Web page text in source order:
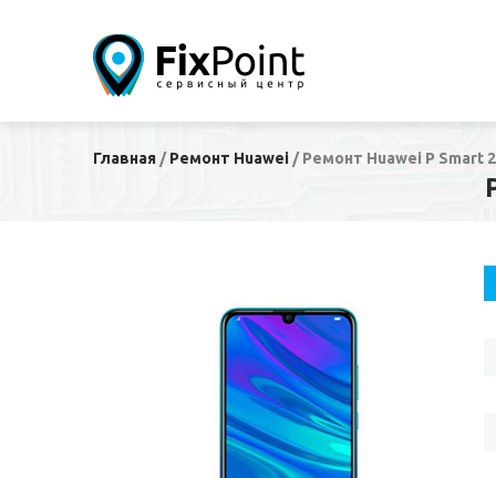
Главная /Ремонт Huawei /Ремонт Huawei P Smart